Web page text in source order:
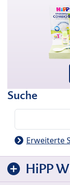
Suche
Erweiterte
HiPP